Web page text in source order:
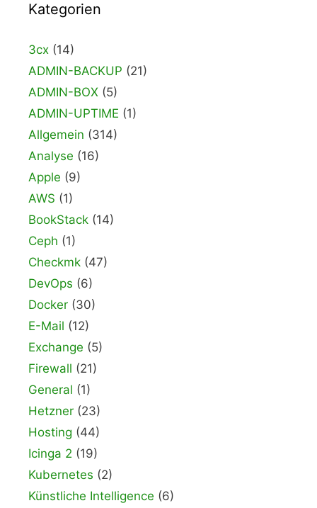
Kategorien
3cx (14)
ADMIN-BACKUP (21)
ADMIN-BOX (5)
ADMIN-UPTIME (1)
Allgemein (314)
Analyse (16)
Apple (9)
AWS (1)
BookStack (14)
Ceph (1)
Checkmk (47)
DevOps (6)
Docker (30)
E-Mail (12)
Exchange (5)
Firewall (21)
General (1)
Hetzner (23)
Hosting (44)
Icinga 2 (19)
Kubernetes (2)
Künstliche Intelligence (6)